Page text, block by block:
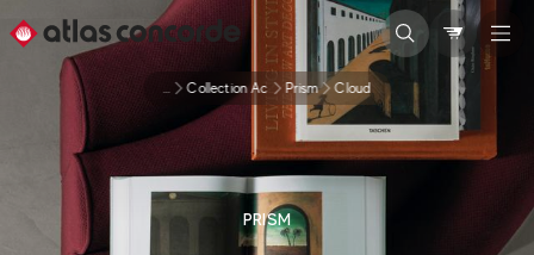
... Collection Ac Prism Cloud
PRISM